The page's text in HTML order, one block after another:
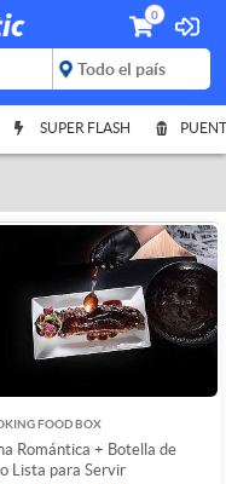
0
SUPER FLASH
FOOD BOX
Romántica + Botella de
Lista para Servir